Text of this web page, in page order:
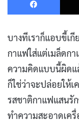
บางทีเราก็แอบขี้เกี
กาแฟใส่แต่เมล็ดกา
ความคิดแบบนี้ผิดแ
ก็ใช่ว่าจะปล่อยให้
รสชาติกาแฟแสนรั
ทำความสะอาดเค